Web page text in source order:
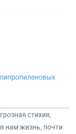
стихия,
нам жизнь, почти